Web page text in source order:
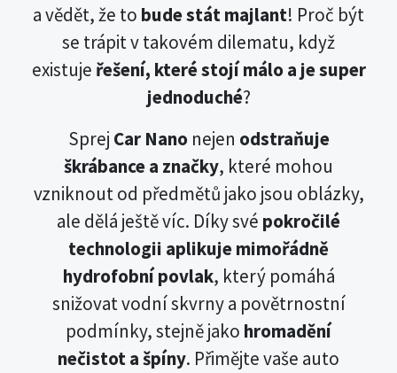
a vědět, že to bude stát majlant! Proč být
se trápit v takovém dilematu, když
existuje řešení, které stojí málo a je super
jednoduché?
Sprej Car Nanonejen odstraňuje
škrábance a značky, které mohou
vzniknout od předmětů jako jsou oblázky,
ale dělá ještě víc. Díky své pokročilé
technologii aplikuje mimořádně
hydrofobní povlak, který pomáhá
snižovat vodní skvrny a povětrnostní
podmínky, stejně jako hromadění
nečistot a špíny. Přimějte vaše auto